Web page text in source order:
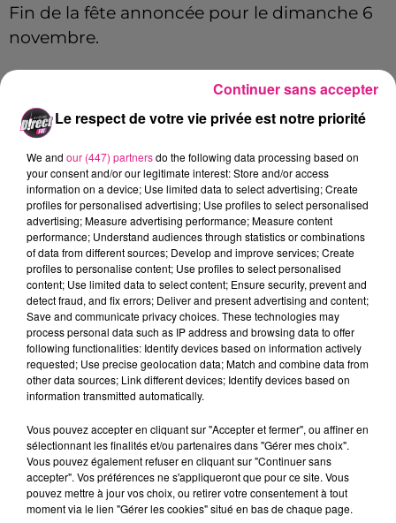
Fin de la fête annoncée pour le dimanche 6
novembre.
Cet élément est masqué compte-tenu du refus
du dépôt de cookies que vous avez exprimé. Si
votre accord en cliquant sur le bouton ci-
dessous.
Afficher l'élément
Info Pratique :
Les horaires : de 11h30 à minuit en semaine
et jusqu’à 1h du matin les vendredis et les
samedis.
Pour faire une réservation, appelez le
04 16 91.
FIL ACTUS
7 août 2026
Le respect de votre vie privée est notre priorité
We and our (447) partnersdo the following data processing based on
your consent and/or our legitimate interest: Store and/or access
information on a device; Use limited data to select advertising; Create
profiles for personalised advertising; Use profiles to select personalised
advertising; Measure advertising performance; Measure content
performance; Understand audiences through statistics or combinations
of data from different sources; Develop and improve services; Create
profiles to personalise content; Use profiles to select personalised
content; Use limited data to select content; Ensure security, prevent and
detect fraud, and fix errors; Deliver and present advertising and content;
Save and communicate privacy choices. These technologies may
process personal data such as IP address and browsing data to offer
following functionalities: Identify devices based on information actively
requested; Use precise geolocation data; Match and combine data from
other data sources; Link different devices; Identify devices based on
information transmitted automatically.
Vous pouvez accepter en cliquant sur "Accepter et fermer", ou affiner en
sélectionnant les finalités et/ou partenaires dans "Gérer mes choix".
Vous pouvez également refuser en cliquant sur "Continuer sans
accepter". Vos préférences ne s'appliqueront que pour ce site. Vous
pouvez mettre à jour vos choix, ou retirer votre consentement à tout
moment via le lien "Gérer les cookies" situé en bas de chaque page.
Continuer sans accepter